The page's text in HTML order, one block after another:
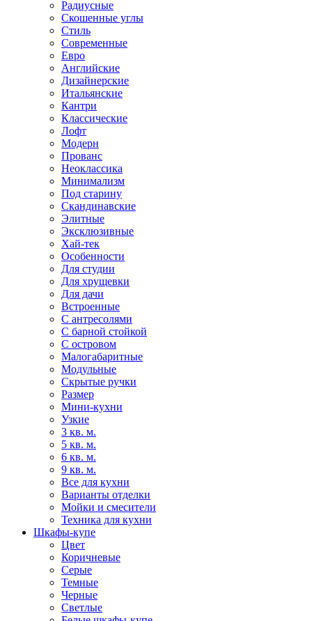
Радиусные
Скошенные углы
Стиль
Современные
Евро
Английские
Дизайнерские
Итальянские
Кантри
Классические
Лофт
Модерн
Прованс
Неоклассика
Минимализм
Под старину
Скандинавские
Элитные
Эксклюзивные
Хай-тек
Особенности
Для студии
Для хрущевки
Для дачи
Встроенные
С антресолями
С барной стойкой
С островом
Малогабаритные
Модульные
Скрытые ручки
Размер
Мини-кухни
Узкие
3 кв. м.
5 кв. м.
6 кв. м.
9 кв. м.
Все для кухни
Варианты отделки
Мойки и смесители
Техника для кухни
Шкафы-купе
Цвет
Коричневые
Серые
Темные
Черные
Светлые